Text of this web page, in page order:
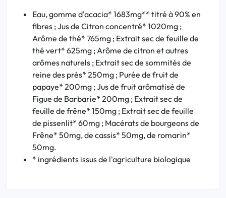
Eau, gomme d'acacia* 1683mg** titré à 90% en
fibres ; Jus de Citron concentré* 1020mg ;
Arôme de thé* 765mg ; Extrait sec de feuille de
thé vert* 625mg ; Arôme de citron et autres
arômes naturels ; Extrait sec de sommités de
reine des près* 250mg ; Purée de fruit de
papaye* 200mg ; Jus de fruit arômatisé de
Figue de Barbarie* 200mg ; Extrait sec de
feuille de frêne* 150mg ; Extrait sec de feuille
de pissenlit* 60mg ; Macérats de bourgeons de
Frêne* 50mg, de cassis* 50mg, de romarin*
50mg.
* ingrédients issus de l'agriculture biologique